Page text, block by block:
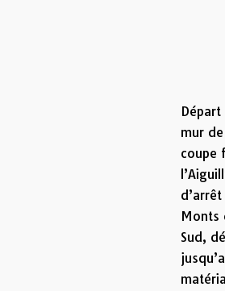
mur
coupe
Monts
Sud,